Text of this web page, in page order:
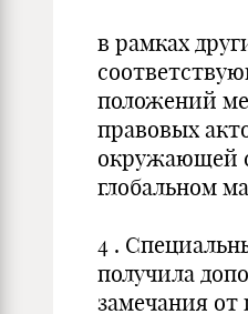
в рамках
положений
правовых
окружающей
глобальном
4 .
получила
замечания от